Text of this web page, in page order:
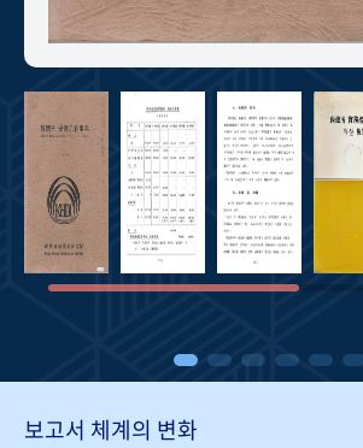
보고서 체계의 변화